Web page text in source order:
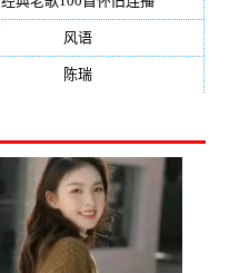
风语(132)
陈瑞(128)